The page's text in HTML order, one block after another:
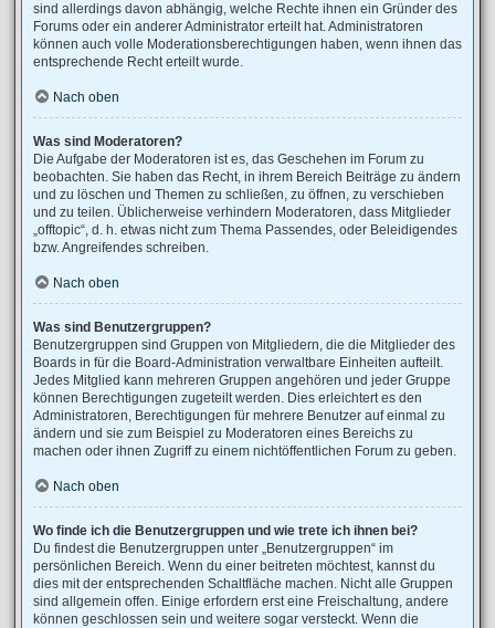
sind allerdings davon abhängig, welche Rechte ihnen ein Gründer des
Forums oder ein anderer Administrator erteilt hat. Administratoren
können auch volle Moderationsberechtigungen haben, wenn ihnen das
entsprechende Recht erteilt wurde.
Nach oben
Was sind Moderatoren?
Die Aufgabe der Moderatoren ist es, das Geschehen im Forum zu
beobachten. Sie haben das Recht, in ihrem Bereich Beiträge zu ändern
und zu löschen und Themen zu schließen, zu öffnen, zu verschieben
und zu teilen. Üblicherweise verhindern Moderatoren, dass Mitglieder
„offtopic“, d. h. etwas nicht zum Thema Passendes, oder Beleidigendes
bzw. Angreifendes schreiben.
Nach oben
Was sind Benutzergruppen?
Benutzergruppen sind Gruppen von Mitgliedern, die die Mitglieder des
Boards in für die Board-Administration verwaltbare Einheiten aufteilt.
Jedes Mitglied kann mehreren Gruppen angehören und jeder Gruppe
können Berechtigungen zugeteilt werden. Dies erleichtert es den
Administratoren, Berechtigungen für mehrere Benutzer auf einmal zu
ändern und sie zum Beispiel zu Moderatoren eines Bereichs zu
machen oder ihnen Zugriff zu einem nichtöffentlichen Forum zu geben.
Nach oben
Wo finde ich die Benutzergruppen und wie trete ich ihnen bei?
Du findest die Benutzergruppen unter „Benutzergruppen“ im
persönlichen Bereich. Wenn du einer beitreten möchtest, kannst du
dies mit der entsprechenden Schaltfläche machen. Nicht alle Gruppen
sind allgemein offen. Einige erfordern erst eine Freischaltung, andere
können geschlossen sein und weitere sogar versteckt. Wenn die